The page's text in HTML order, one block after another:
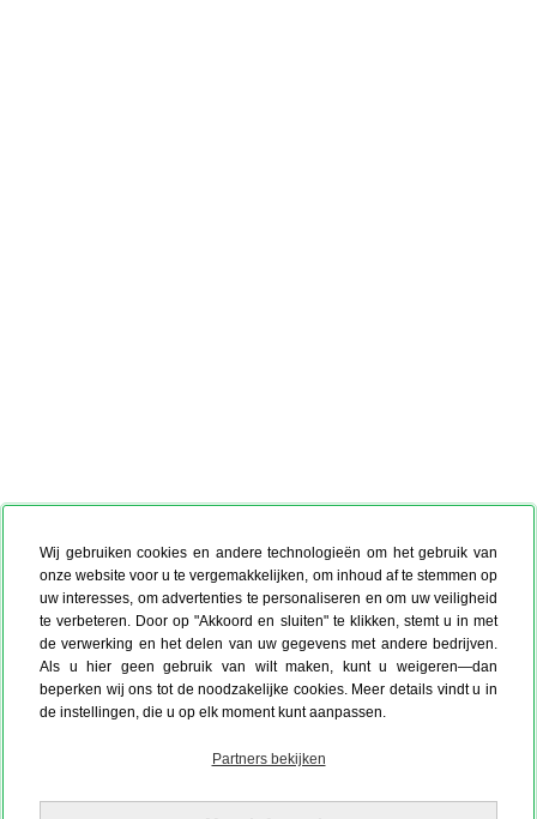
Wij gebruiken cookies en andere technologieën om het gebruik van
onze website voor u te vergemakkelijken, om inhoud af te stemmen op
uw interesses, om advertenties te personaliseren en om uw veiligheid
te verbeteren. Door op "Akkoord en sluiten" te klikken, stemt u in met
de verwerking en het delen van uw gegevens met andere bedrijven.
Als u hier geen gebruik van wilt maken, kunt u weigeren—dan
beperken wij ons tot de noodzakelijke cookies. Meer details vindt u in
de instellingen, die u op elk moment kunt aanpassen.
Partners bekijken